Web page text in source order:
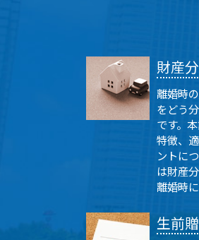
財産
離婚時
をどう
です。
特徴、
ントに
は財産
離婚時
生前